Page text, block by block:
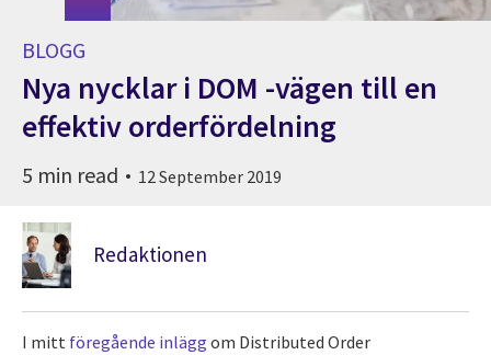
BLOGG
Nya nycklar i DOM -vägen till en
effektiv orderfördelning
5 min read 12 September 2019
Redaktionen
I mitt föregående inlägg om Distributed Order